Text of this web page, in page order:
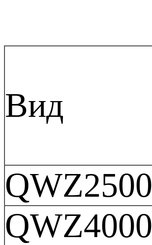
Вид
QWZ2500
QWZ4000